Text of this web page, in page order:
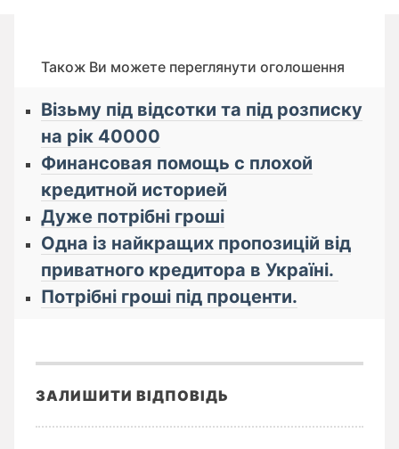
Також Ви можете переглянути оголошення
Візьму під відсотки та під розписку
на рік 40000
Финансовая помощь с плохой
кредитной историей
Дуже потрібні гроші
Одна із найкращих пропозицій від
приватного кредитора в Україні.
Потрібні гроші під проценти.
ЗАЛИШИТИ ВІДПОВІДЬ